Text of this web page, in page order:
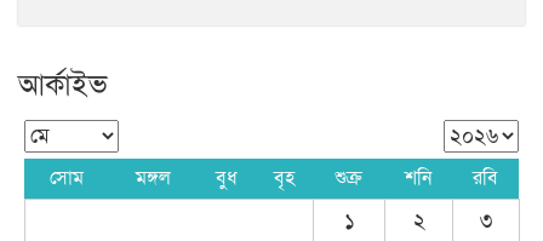
আর্কাইভ
সোম মঙ্গল বুধ বৃহ শুক্র শনি রবি
১ ২
৩